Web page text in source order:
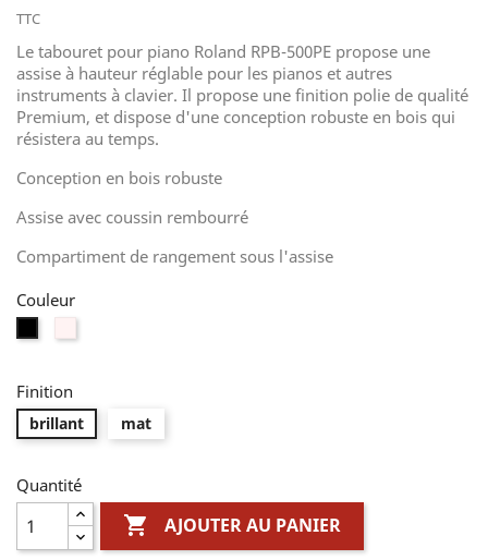
TTC
Le tabouret pour piano Roland RPB-500PE propose une
assise à hauteur réglable pour les pianos et autres
instruments à clavier. Il propose une finition polie de qualité
Premium, et dispose d'une conception robuste en bois qui
résistera au temps.
Conception en bois robuste
Assise avec coussin rembourré
Compartiment de rangement sous l'assise
Couleur
Finition
brillant mat
Quantité
 AJOUTER AU PANIER